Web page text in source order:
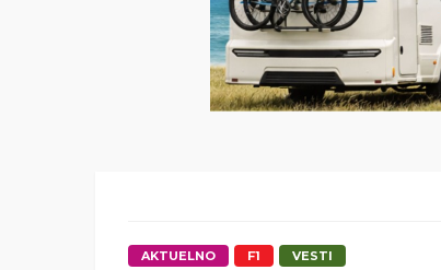
AKTUELNO F1 VESTI